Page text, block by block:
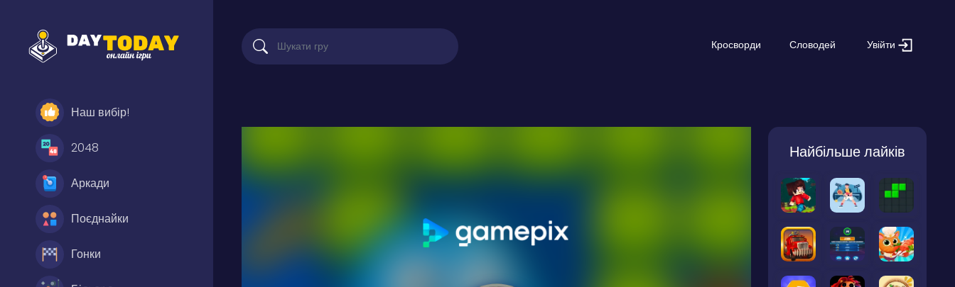
Наш вибір!
2048
Аркади
Поєднайки
Гонки
Кросворди Словодей Увійти
Найбільше лайків